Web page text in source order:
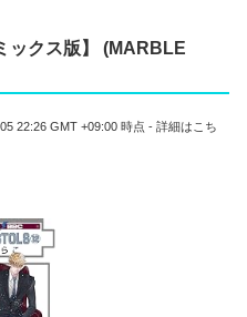
ックス版】 (MARBLE
22:26 GMT +09:00 時点 -詳細はこち